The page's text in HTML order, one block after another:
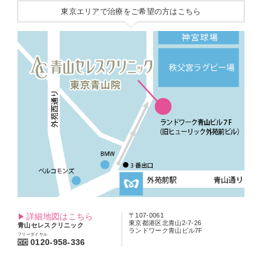
東京エリアで治療をご希望の方はこちら
詳細地図はこちら
青山セレスクリニック
フリーダイヤル
0120-958-336
〒107-0061
東京都港区北青山2-7-26
ランドワーク青山ビル7F